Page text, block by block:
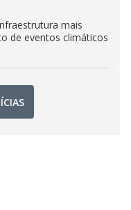
mais
de eventos climáticos